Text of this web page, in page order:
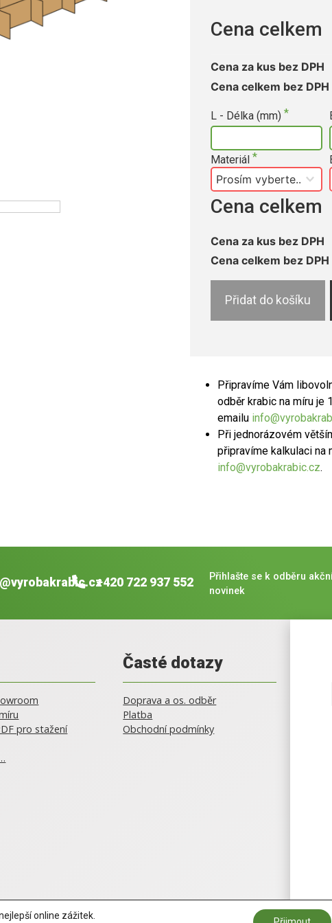
Cena celkem
Cena za kus bez DPH
Cena celkem bez DPH
L - Délka (mm)
Materiál
Cena celkem
Cena za kus bez DPH
Cena celkem bez DPH
Přidat do košíku
Připravíme Vám
odběr krabic na míru je
emailu
Při jednorázovém
připravíme kalkulaci na
info@vyrobakrabic.cz.
+420 722 937 552
Přihlašte se k odběru
novinek
pro stažení
Časté dotazy
Doprava a os. odběr
Platba
Obchodní podmínky
online zážitek.